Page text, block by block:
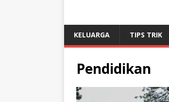
KELUARGA TIPS TRIK
Pendidikan